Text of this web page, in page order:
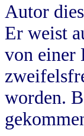
Autor
Er weist
von einer
worden.